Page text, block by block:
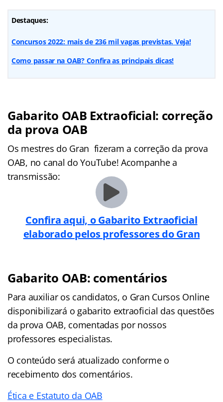
Destaques:
Concursos 2022: mais de 236 mil vagas previstas. Veja!
Como passar na OAB? Confira as principais dicas!
Gabarito OAB Extraoficial: correção
da prova OAB
Os mestres do Gran fizeram a correção da prova
OAB, no canal do YouTube! Acompanhe a
transmissão:
Confira aqui, o Gabarito Extraoficial
elaborado pelos professores do Gran
Gabarito OAB: comentários
Para auxiliar os candidatos, o Gran Cursos Online
disponibilizará o gabarito extraoficial das questões
da prova OAB, comentadas por nossos
professores especialistas.
O conteúdo será atualizado conforme o
recebimento dos comentários.
Ética e Estatuto da OAB